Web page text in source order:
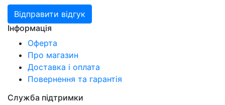
Відправити відгук
Інформація
Оферта
Про магазин
Доставка і оплата
Повернення та гарантія
Служба підтримки